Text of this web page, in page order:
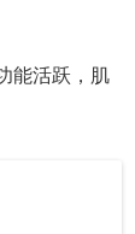
脂并改善睡
蔓越莓具有